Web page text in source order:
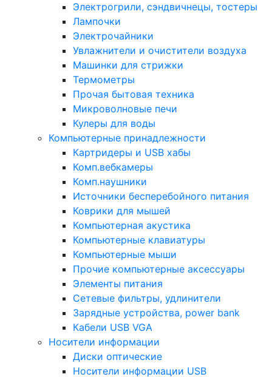
Электрогрили, сэндвичнецы, тостеры
Лампочки
Электрочайники
Увлажнители и очистители воздуха
Машинки для стрижки
Термометры
Прочая бытовая техника
Микроволновые печи
Кулеры для воды
Компьютерные принадлежности
Картридеры и USB хабы
Комп.вебкамеры
Комп.наушники
Источники бесперебойного питания
Коврики для мышей
Компьютерная акустика
Компьютерные клавиатуры
Компьютерные мыши
Прочие компьютерные аксессуары
Элементы питания
Сетевые фильтры, удлинители
Зарядные устройства, power bank
Кабели USB VGA
Носители информации
Диски оптические
Носители информации USB